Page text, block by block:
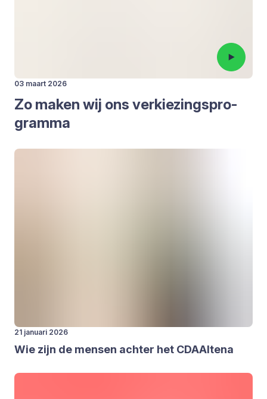
03 maart 2026
Zo maken wij ons ver­kie­zings­pro­
gram­ma
21 januari 2026
Wie zijn de men­sen ach­ter het CDAAl­te­na